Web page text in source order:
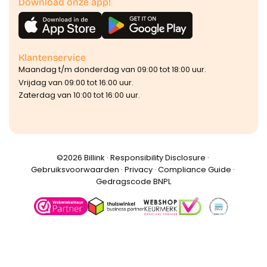
Klantenservice
Maandag t/m donderdag van 09:00 tot 18:00 uur.
Vrijdag van 09:00 tot 16:00 uur.
Zaterdag van 10:00 tot 16:00 uur.
©️2026 Billink · Responsibility Disclosure ·
Gebruiksvoorwaarden · Privacy· Compliance Guide ·
Gedragscode BNPL